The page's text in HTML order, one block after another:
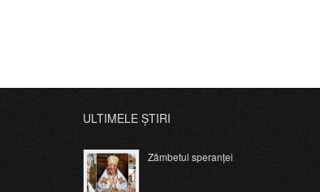
ULTIMELE ȘTIRI
Zâmbetul speranței